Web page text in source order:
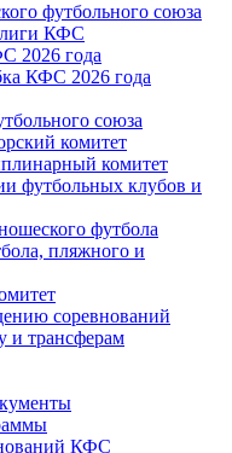
футбольного союза
КФС
2026 года
КФС 2026 года
союза
комитет
комитет
футбольных клубов и
футбола
пляжного и
соревнований
и трансферам
КФС